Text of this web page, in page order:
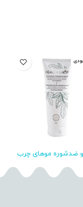
ضدشوره موهای چرب